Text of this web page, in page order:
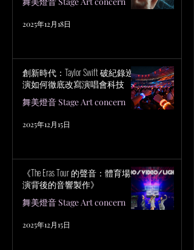
2025年12月18日
創新時代：Taylor Swift 破紀錄巡
演如何徹底改寫演唱會科技
舞美燈音 Stage Art concern
2025年12月15日
《The Eras Tour 的聲音：體育場巡
演背後的音響製作》
舞美燈音 Stage Art concern
2025年12月15日